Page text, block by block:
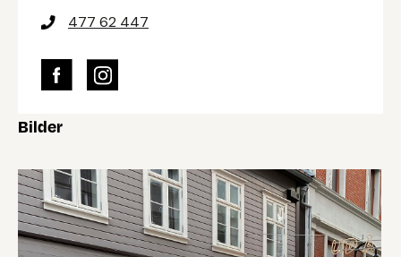
477 62 447
Bilder